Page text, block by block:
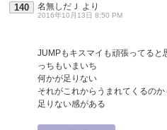
140 名無しだＪ より
2016年10月13日 8:50 PM
JUMPもキスマイも頑張ってる
っちもいまいち
何かが足りない
それがこれからうまれてくるの
足りない感がある